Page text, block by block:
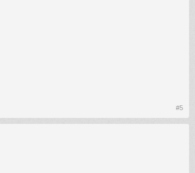
#5